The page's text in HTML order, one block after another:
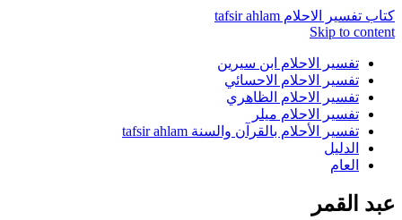
كتاب تفسير الاحلام tafsir ahlam
Skip to content
تفسير الاحلام ابن سيرين
تفسير الاحلام الاحسائي
تفسير الاحلام الظاهري
تفسير الاحلام ميلر
تفسير الأحلام بالقرآن والسنة tafsir ahlam
الدليل
العام
عبد القمر